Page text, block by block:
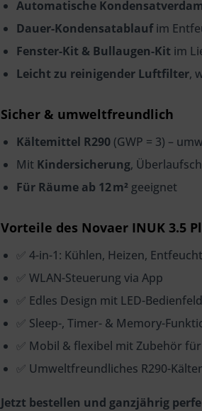
Automatische
Dauer-Kondensatablaufim
Fenster-Kit & Bullaugen-Kit im
Leicht zu reinigender Luftfilter,
Sicher & umweltfreundlich
Kältemittel R290 (GWP = 3) –
Mit Kindersicherung,
Für Räume ab 12 m² geeignet
Vorteile des Novaer INUK 3.5
✅ 4-in-1: Kühlen, Heizen,
✅ WLAN-Steuerung via App
✅ Edles Design mit LED-Bedienfeld
✅ Sleep-, Timer- & Memory-
✅ Mobil & flexibel mit Zubehör
✅ Umweltfreundliches R290-
Jetzt bestellen und ganzjährig